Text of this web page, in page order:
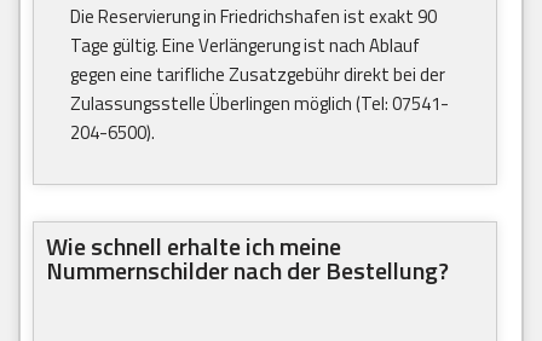
Die Reservierung in Friedrichshafen ist exakt 90
Tage gültig. Eine Verlängerung ist nach Ablauf
gegen eine tarifliche Zusatzgebühr direkt bei der
Zulassungsstelle Überlingen möglich (Tel: 07541-
204-6500).
Wie schnell erhalte ich meine
Nummernschilder nach der Bestellung?